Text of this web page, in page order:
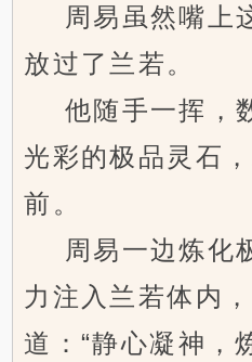
周易虽然嘴上
放过了兰若。
他随手一挥，
光彩的极品灵石
前。
周易一边炼化
力注入兰若体内
道：“静心凝神，